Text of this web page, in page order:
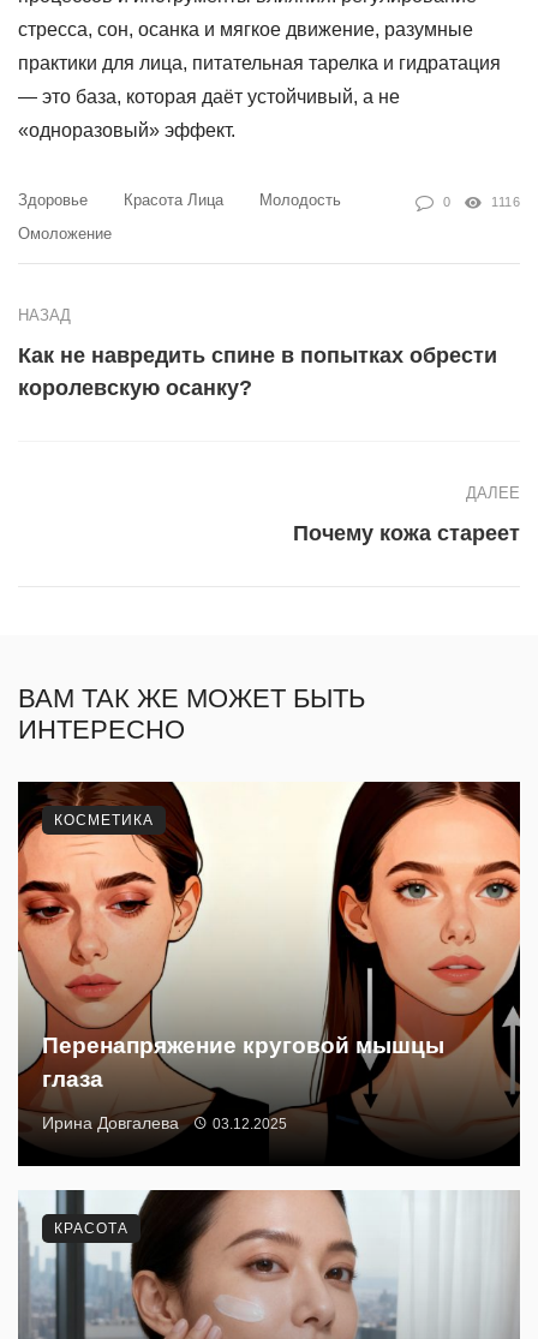
стресса, сон, осанка и мягкое движение, разумные
практики для лица, питательная тарелка и гидратация
— это база, которая даёт устойчивый, а не
«одноразовый» эффект.
Здоровье Красота Лица
Молодость
Омоложение
0 1116
НАЗАД
Как не навредить спине в попытках обрести
королевскую осанку?
ДАЛЕЕ
Почему кожа стареет
ВАМ ТАК ЖЕ МОЖЕТ БЫТЬ
ИНТЕРЕСНО
Перенапряжение круговой мышцы
глаза
Ирина Довгалева 03.12.2025
КОСМЕТИКА
КРАСОТА